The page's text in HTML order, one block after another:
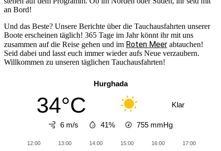
an Bord!
Und das Beste? Unsere Berichte über die Tauchausfahrten unserer
Boote erscheinen täglich! 365 Tage im Jahr könnt ihr mit uns
zusammen auf die Reise gehen und im Roten Meer abtauchen!
Seid dabei und lasst euch immer wieder aufs Neue verzaubern.
Willkommen zu unseren täglichen Tauchausfahrten!
Hurghada
34°C Klar
6 m/s 41% 755 mmHg
12:00 13:00 14:00 15:00 16:00 17:00